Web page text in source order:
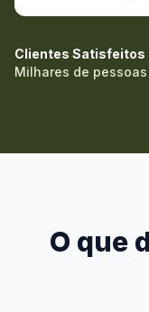
Clientes Satisfeitos
Milhares de
O que